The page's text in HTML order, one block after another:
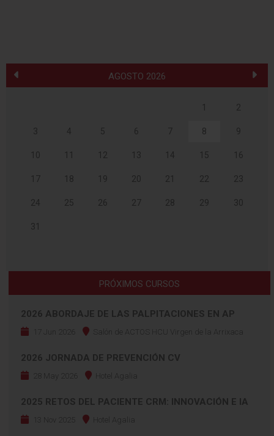
AGOSTO 2026
1 2
3 4 5 6 7 8 9
10 11 12 13 14 15 16
17 18 19 20 21 22 23
24 25 26 27 28 29 30
31
PRÓXIMOS CURSOS
2026 ABORDAJE DE LAS PALPITACIONES EN AP
17 Jun 2026 Salón de ACTOS HCU Virgen de la Arrixaca
2026 JORNADA DE PREVENCIÓN CV
28 May 2026 Hotel Agalia
2025 RETOS DEL PACIENTE CRM: INNOVACIÓN E IA
Hotel Agalia